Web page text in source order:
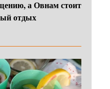
а Овнам стоит
отдых